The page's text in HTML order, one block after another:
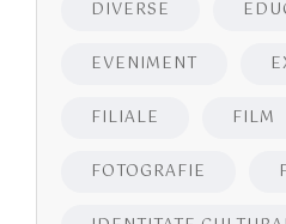
DIVERSE
EVENIMENT
FILIALE FILM
FOTOGRAFIE